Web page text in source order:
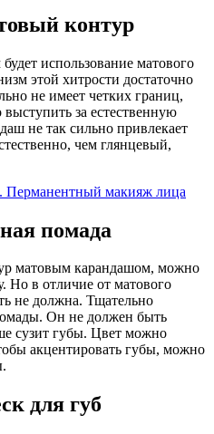
контур
использование матового
этой хитрости достаточно
не имеет четких границ,
за естественную
не так сильно привлекает
чем глянцевый,
помада
матовым карандашом, можно
Но в отличие от матового
не должна. Тщательно
Он не должен быть
сузит губы. Цвет можно
акцентировать губы, можно
для губ